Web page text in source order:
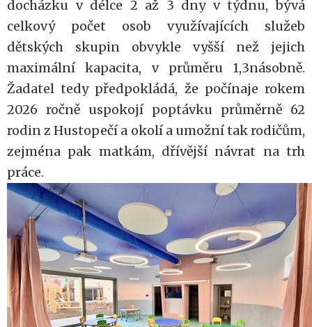
docházku v délce 2 až 3 dny v týdnu, bývá
celkový počet osob využívajících služeb
dětských skupin obvykle vyšší než jejich
maximální kapacita, v průměru 1,3násobně.
Žadatel tedy předpokládá, že počínaje rokem
2026 ročně uspokojí poptávku průměrně 62
rodin z Hustopečí a okolí a umožní tak rodičům,
zejména pak matkám, dřívější návrat na trh
práce.